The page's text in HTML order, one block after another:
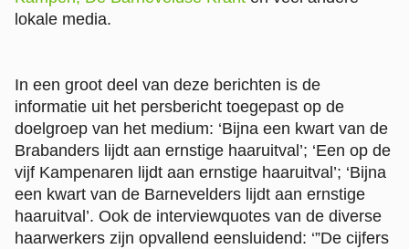
lokale media.
In een groot deel van deze berichten is de
informatie uit het persbericht toegepast op de
doelgroep van het medium: ‘Bijna een kwart van de
Brabanders lijdt aan ernstige haaruitval’; ‘Een op de
vijf Kampenaren lijdt aan ernstige haaruitval’; ‘Bijna
een kwart van de Barnevelders lijdt aan ernstige
haaruitval’. Ook de interviewquotes van de diverse
haarwerkers zijn opvallend eensluidend: ‘”De cijfers